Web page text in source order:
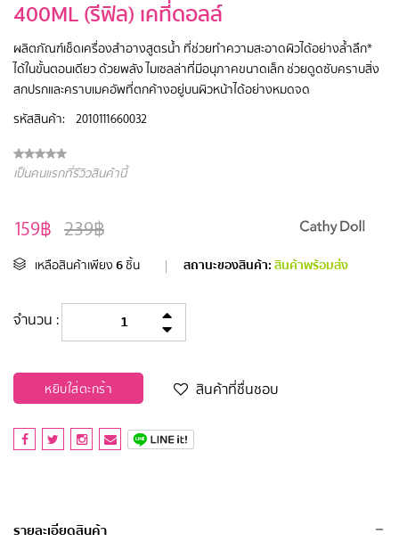
400ML (รีฟิล) เคที่ดอลล์
ผลิตภัณฑ์เช็ดเครื่องสำอางสูตรน้ำ ที่ช่วยทำความสะอาดผิวได้อย่างล้ำลึก*
ได้ในขั้นตอนเดียว ด้วยพลัง ไมเซลล่าที่มีอนุภาคขนาดเล็ก ช่วยดูดซับคราบสิ่ง
สกปรกและคราบเมคอัพที่ตกค้างอยู่บนผิวหน้าได้อย่างหมดจด
รหัสสินค้า:
2010111660032
เป็นคนแรกที่รีวิวสินค้านี้
239฿
159฿
เหลือสินค้าเพียง 6 ชิ้น | สถานะของสินค้า:สินค้าพร้อมส่ง
จำนวน :
หยิบใส่ตะกร้า สินค้าที่ชื่นชอบ
รายละเอียดสินค้า